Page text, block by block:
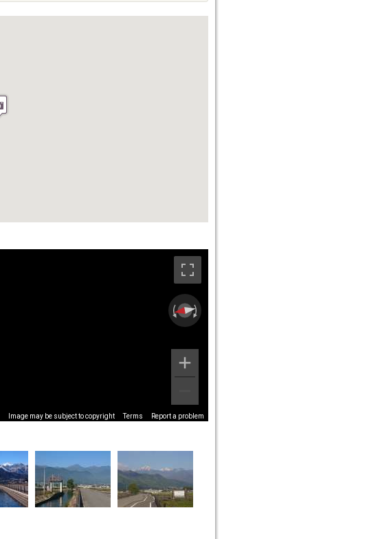
Image may be subject to copyright Terms Report a problem